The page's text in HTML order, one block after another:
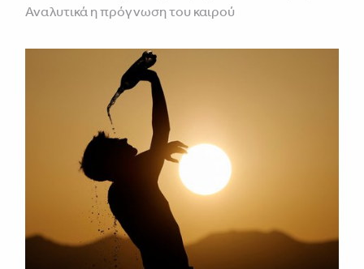
Αναλυτικά η πρόγνωση του καιρού